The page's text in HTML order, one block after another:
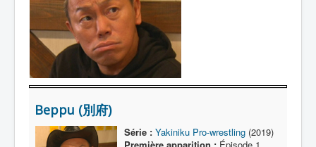
Séries
Films
COSAA
Dessins
Artiste Asperger
Lexique
Beppu (別府)
Série : Yakiniku Pro-wrestling(2019)